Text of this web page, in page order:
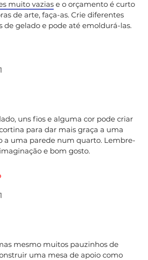
muito vazias e o orçamento é curto
de arte, faça-as. Crie diferentes
de gelado e pode até emoldurá-las.
uns fios e alguma cor pode criar
para dar mais graça a uma
a uma parede num quarto. Lembre-
e bom gosto.
mesmo muitos pauzinhos de
uma mesa de apoio como